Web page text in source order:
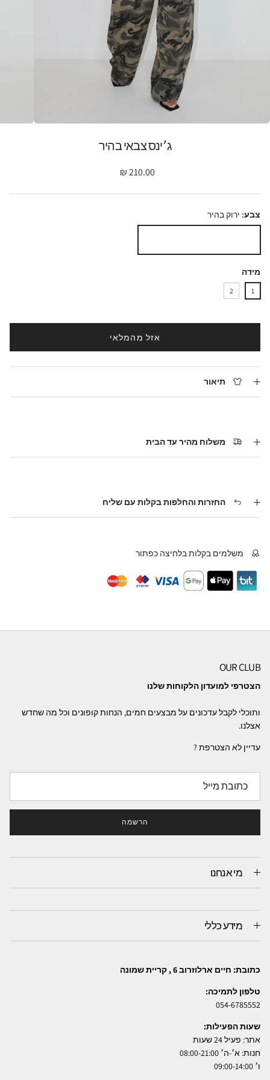
ג׳ינס צבאי בהיר
מחיר רגיל
210.00 ₪
צבע: ירוק בהיר
מידה
1
2
אזל מהמלאי
תיאור
משלוח מהיר עד הבית
החזרות והחלפות בקלות עם שליח
משלמים בקלות בלחיצה כפתור
OUR CLUB
הצטרפי למועדון הלקוחות שלנו
ותוכלי לקבל עדכונים על מבצעים חמים, הנחות קופונים וכל מה שחדש
אצלנו.
עדיין לא הצטרפת ?
הרשמה
מי אנחנו
מידע כללי
כתובת: חיים ארלוזרוב 6 , קריית שמונה
טלפון לתמיכה:
054-6785552
שעות הפעילות:
אתר: פעיל 24 שעות
חנות: א׳-ה׳ 08:00-21:00
ו׳ 09:00-14:00